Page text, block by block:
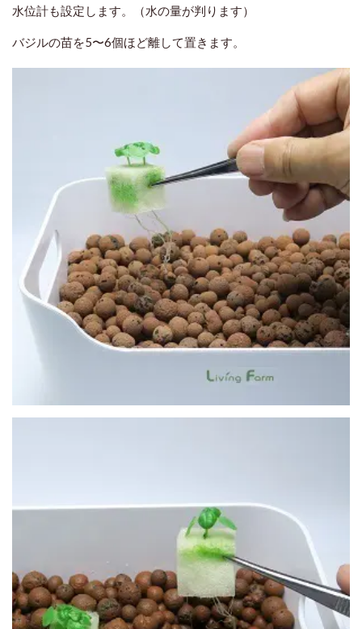
水位計も設定します。（水の量が判ります）
バジルの苗を5〜6個ほど離して置きます。